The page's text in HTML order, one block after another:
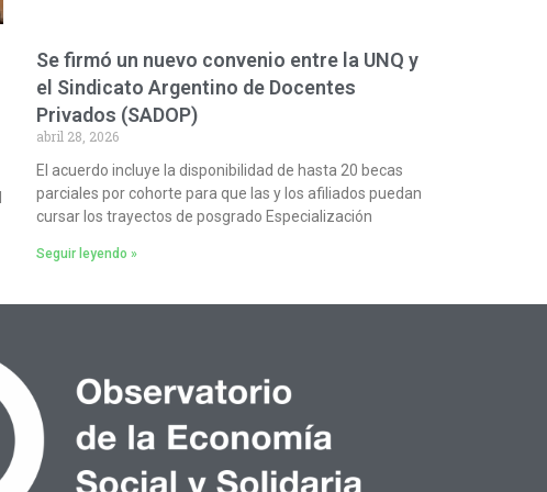
Se firmó un nuevo convenio entre la UNQ y
el Sindicato Argentino de Docentes
Privados (SADOP)
abril 28, 2026
El acuerdo incluye la disponibilidad de hasta 20 becas
parciales por cohorte para que las y los afiliados puedan
cursar los trayectos de posgrado Especialización
Seguir leyendo »